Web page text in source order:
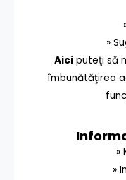
»
Aiciputeţi să
îmbunătăţirea
»
»